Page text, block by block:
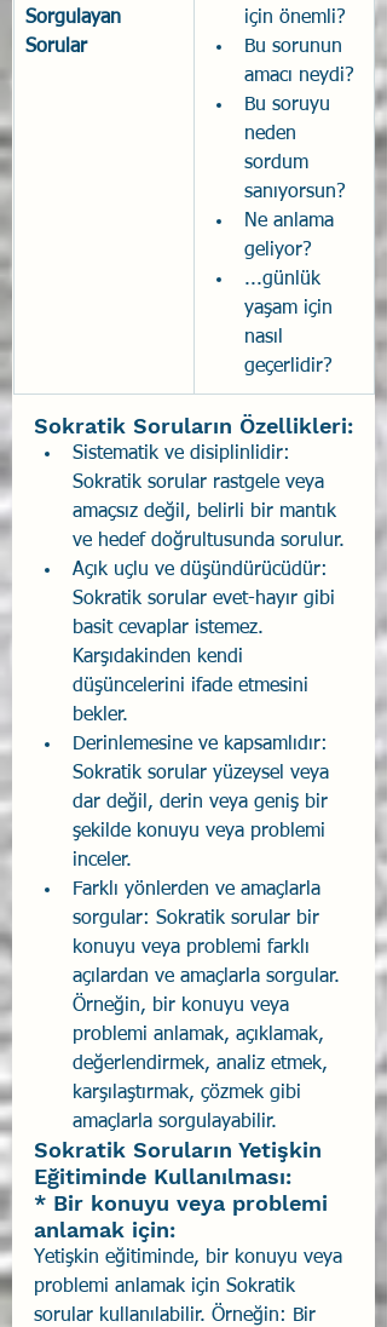
Sorgulayan
Sorular
için önemli?
Bu sorunun
amacı neydi?
Bu soruyu
neden
sordum
sanıyorsun?
Ne anlama
geliyor?
...günlük
yaşam için
nasıl
geçerlidir?
Sokratik Soruların Özellikleri:
Sistematik ve disiplinlidir:
Sokratik sorular rastgele veya
amaçsız değil, belirli bir mantık
ve hedef doğrultusunda sorulur.
Açık uçlu ve düşündürücüdür:
Sokratik sorular evet-hayır gibi
basit cevaplar istemez.
Karşıdakinden kendi
düşüncelerini ifade etmesini
bekler.
Derinlemesine ve kapsamlıdır:
Sokratik sorular yüzeysel veya
dar değil, derin veya geniş bir
şekilde konuyu veya problemi
inceler.
Farklı yönlerden ve amaçlarla
sorgular: Sokratik sorular bir
konuyu veya problemi farklı
açılardan ve amaçlarla sorgular.
Örneğin, bir konuyu veya
problemi anlamak, açıklamak,
değerlendirmek, analiz etmek,
karşılaştırmak, çözmek gibi
amaçlarla sorgulayabilir.
Sokratik Soruların Yetişkin
Eğitiminde Kullanılması:
* Bir konuyu veya problemi
anlamak için:
Yetişkin eğitiminde, bir konuyu veya
problemi anlamak için Sokratik
sorular kullanılabilir. Örneğin: Bir